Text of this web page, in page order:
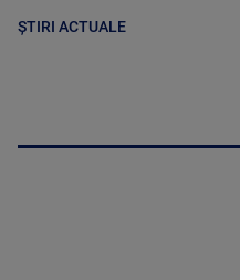
ȘTIRI ACTUALE